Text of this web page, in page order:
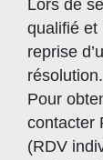
Lors de
qualifié et
reprise
résolution.
Pour
contacter
(RDV